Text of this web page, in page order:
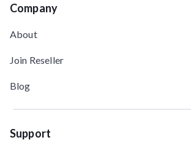
Company
About
Join Reseller
Blog
Support